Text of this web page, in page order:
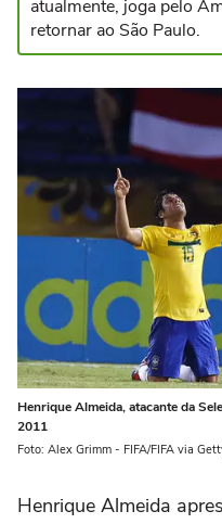
atualmente, joga pelo
retornar ao São Paulo.
Henrique Almeida, atacante da
2011
Foto: Alex Grimm - FIFA/FIFA via
Henrique Almeida